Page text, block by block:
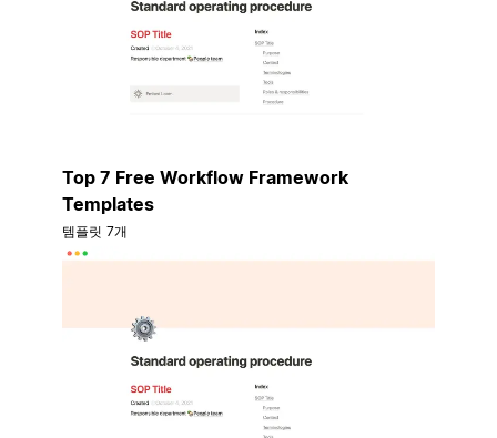
Top 7 Free Workflow Framework
Templates
템플릿 7개